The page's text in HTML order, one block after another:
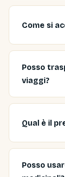
Come si
Posso
viaggi?
Qual è il
Posso